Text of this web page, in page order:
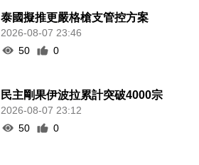
泰國擬推更嚴格槍支管控方案
2026-08-07 23:46
50
0
民主剛果伊波拉累計突破4000宗
2026-08-07 23:12
50
0